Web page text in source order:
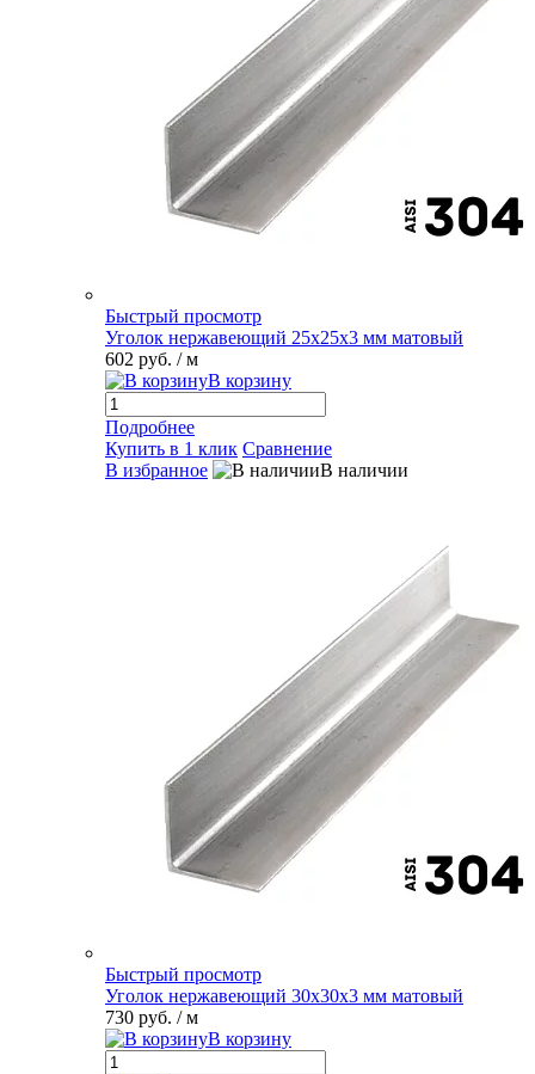
Быстрый просмотр
Уголок нержавеющий 25х25х3 мм матовый
602 руб. / м
В корзину
Подробнее
Купить в 1 клик Сравнение
В избранное
В наличии
Быстрый просмотр
Уголок нержавеющий 30х30х3 мм матовый
730 руб. / м
В корзину